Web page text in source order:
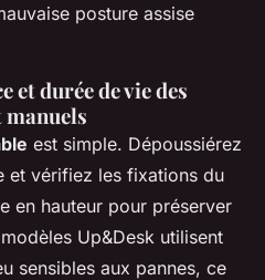
posture assise
et durée de vie des
est simple. Dépoussiérez
et vérifiez les fixations du
en hauteur pour préserver
Up&Desk utilisent
sensibles aux pannes, ce